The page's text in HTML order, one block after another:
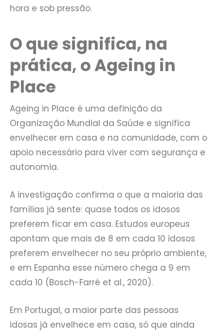
hora e sob pressão.
O que significa, na
prática, o Ageing in
Place
Ageing in Place é uma definição da
Organização Mundial da Saúde e significa
envelhecer em casa e na comunidade, com o
apoio necessário para viver com segurança e
autonomia.
A investigação confirma o que a maioria das
famílias já sente: quase todos os idosos
preferem ficar em casa. Estudos europeus
apontam que mais de 8 em cada 10 idosos
preferem envelhecer no seu próprio ambiente,
e em Espanha esse número chega a 9 em
cada 10 (Bosch-Farré et al., 2020).
Em Portugal, a maior parte das pessoas
idosas já envelhece em casa, só que ainda